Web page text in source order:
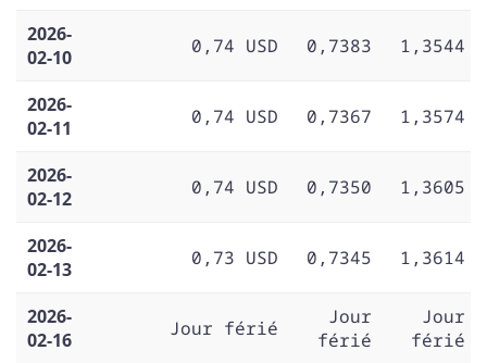
2026-
02-10
0,74 USD 0,7383 1,3544
2026-
02-11
0,74 USD 0,7367 1,3574
2026-
02-12
0,74 USD 0,7350 1,3605
2026-
02-13
0,73 USD 0,7345 1,3614
2026-
02-16
Jour férié
Jour
férié
Jour
férié